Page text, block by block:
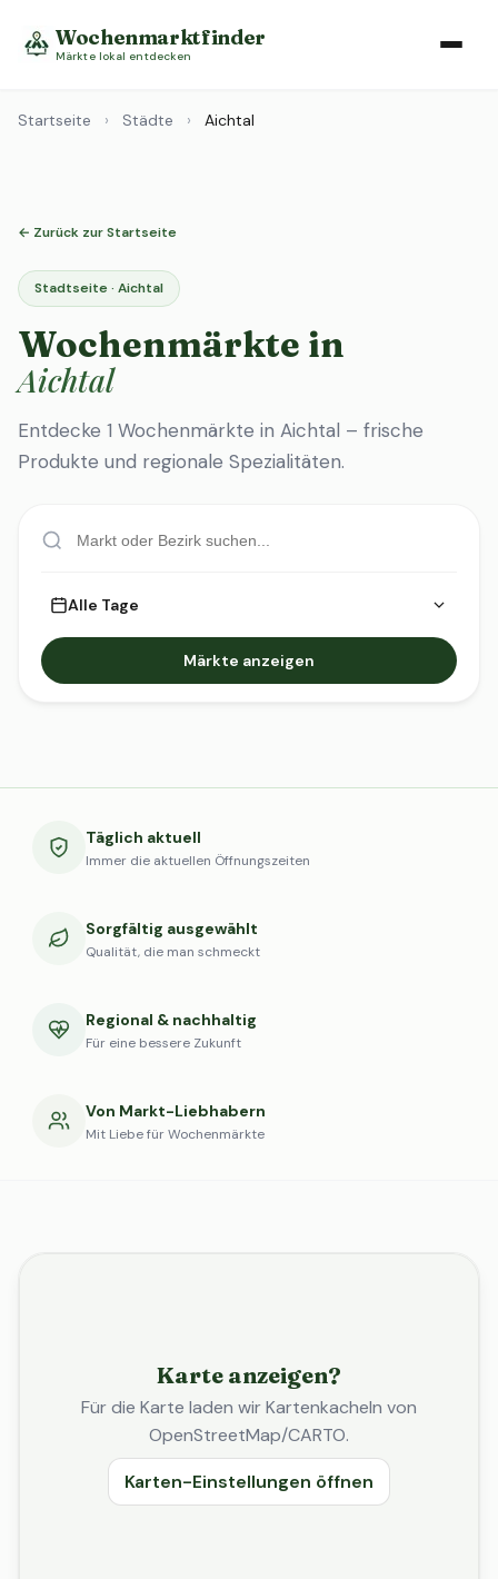
Wochenmarktfinder
Märkte lokal entdecken
Startseite › Städte › Aichtal
← Zurück zur Startseite
Stadtseite · Aichtal
Wochenmärkte in
Aichtal
Entdecke 1 Wochenmärkte in Aichtal – frische
Produkte und regionale Spezialitäten.
Alle Tage
Märkte anzeigen
Täglich aktuell
Immer die aktuellen Öffnungszeiten
Sorgfältig ausgewählt
Qualität, die man schmeckt
Regional & nachhaltig
Für eine bessere Zukunft
Von Markt-Liebhabern
Mit Liebe für Wochenmärkte
Karte anzeigen?
Für die Karte laden wir Kartenkacheln von
OpenStreetMap/CARTO.
Karten-Einstellungen öffnen